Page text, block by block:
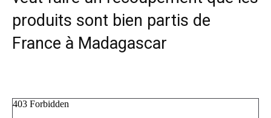
produits sont bien partis de
France à Madagascar